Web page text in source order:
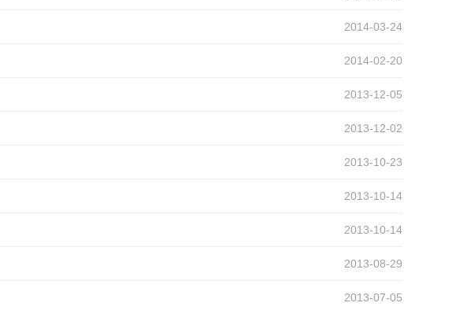
2014-03-24
2014-02-20
2013-12-05
2013-12-02
2013-10-23
2013-10-14
2013-10-14
2013-08-29
2013-07-05